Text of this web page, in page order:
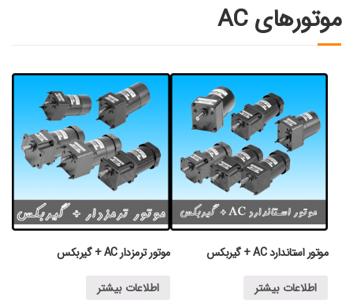
موتورهای AC
موتور استاندارد AC + گیربکس
اطلاعات بیشتر
موتور ترمزدار AC + گیربکس
اطلاعات بیشتر